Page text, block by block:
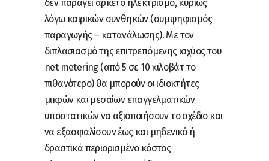
δεν παράγει αρκετό ηλεκτρισμό, κυρίως
λόγω καιρικών συνθηκών (συμψηφισμός
παραγωγής – κατανάλωσης). Με τον
διπλασιασμό της επιτρεπόμενης ισχύος του
net metering (από 5 σε 10 κιλοβάτ το
πιθανότερο) θα μπορούν οι ιδιοκτήτες
μικρών και μεσαίων επαγγελματικών
υποστατικών να αξιοποιήσουν το σχέδιο και
να εξασφαλίσουν έως και μηδενικό ή
δραστικά περιορισμένο κόστος